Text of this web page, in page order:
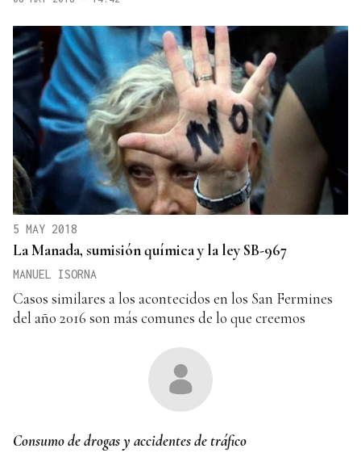
5 MAY 2018
La Manada, sumisión química y la ley SB-967
MANUEL ISORNA
Casos similares a los acontecidos en los San Fermines
del año 2016 son más comunes de lo que creemos
Consumo de drogas y accidentes de tráfico